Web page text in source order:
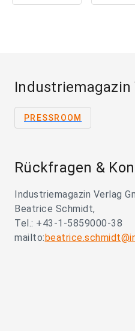
Industriemagazin
PRESSROOM
Rückfragen &
Industriemagazin Verlag
Beatrice Schmidt,
Tel.: +43-1-5859000-38
mailto: